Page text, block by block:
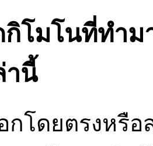
โมโนที่ทำ
านี้
กโดยตรงหรื